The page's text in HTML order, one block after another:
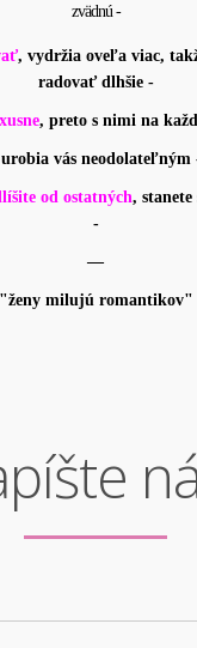
zvädnú -
, vydržia oveľa viac,
radovať dlhšie -
, preto s nimi na
vás neodolateľným
od ostatných,
-
—
"ženy milujú romantikov"